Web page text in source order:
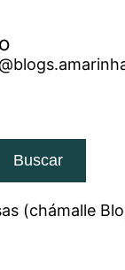
Buscar
(chámalle